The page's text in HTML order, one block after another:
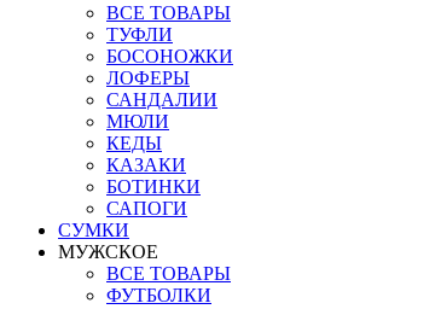
ВСЕ ТОВАРЫ
ТУФЛИ
БОСОНОЖКИ
ЛОФЕРЫ
САНДАЛИИ
МЮЛИ
КЕДЫ
КАЗАКИ
БОТИНКИ
САПОГИ
СУМКИ
МУЖСКОЕ
ВСЕ ТОВАРЫ
ФУТБОЛКИ